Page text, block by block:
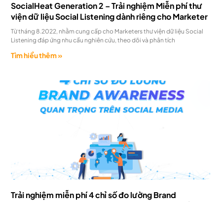
SocialHeat Generation 2 – Trải nghiệm Miễn phí thư
viện dữ liệu Social Listening dành riêng cho Marketer
Từ tháng 8.2022, nhằm cung cấp cho Marketers thư viện dữ liệu Social
Listening đáp ứng nhu cầu nghiên cứu, theo dõi và phân tích
Tìm hiểu thêm »
Trải nghiệm miễn phí 4 chỉ số đo lường Brand